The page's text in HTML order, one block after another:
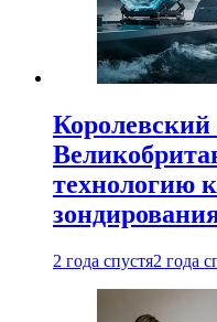
технологию
2 года спустя2 года